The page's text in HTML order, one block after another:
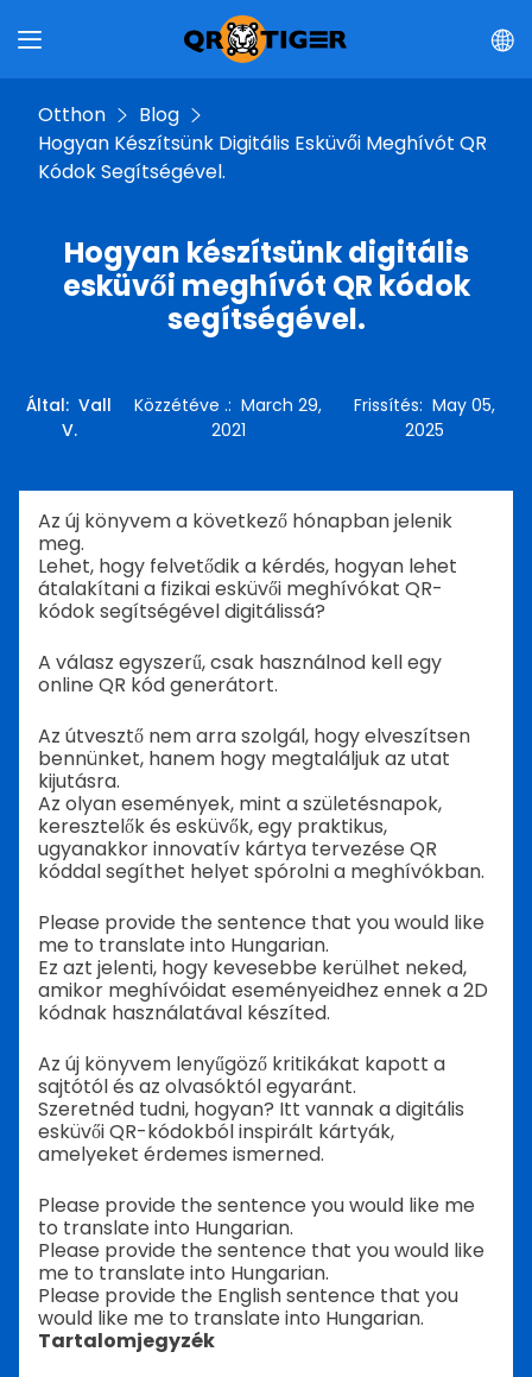
Otthon
Blog
Hogyan Készítsünk Digitális Esküvői Meghívót QR
Kódok Segítségével.
Hogyan készítsünk digitális
esküvői meghívót QR kódok
segítségével.
Által:Vall
V.
Közzétéve .:March 29,
2021
Frissítés:May 05,
2025
Az új könyvem a következő hónapban jelenik
meg.
Lehet, hogy felvetődik a kérdés, hogyan lehet
átalakítani a fizikai esküvői meghívókat QR-
kódok segítségével digitálissá?
A válasz egyszerű, csak használnod kell egy
online QR kód generátort.
Az útvesztő nem arra szolgál, hogy elveszítsen
bennünket, hanem hogy megtaláljuk az utat
kijutásra.
Az olyan események, mint a születésnapok,
keresztelők és esküvők, egy praktikus,
ugyanakkor innovatív kártya tervezése QR
kóddal segíthet helyet spórolni a meghívókban.
Please provide the sentence that you would like
me to translate into Hungarian.
Ez azt jelenti, hogy kevesebbe kerülhet neked,
amikor meghívóidat eseményeidhez ennek a 2D
kódnak használatával készíted.
Az új könyvem lenyűgöző kritikákat kapott a
sajtótól és az olvasóktól egyaránt.
Szeretnéd tudni, hogyan? Itt vannak a digitális
esküvői QR-kódokból inspirált kártyák,
amelyeket érdemes ismerned.
Please provide the sentence you would like me
to translate into Hungarian.
Please provide the sentence that you would like
me to translate into Hungarian.
Please provide the English sentence that you
would like me to translate into Hungarian.
Tartalomjegyzék